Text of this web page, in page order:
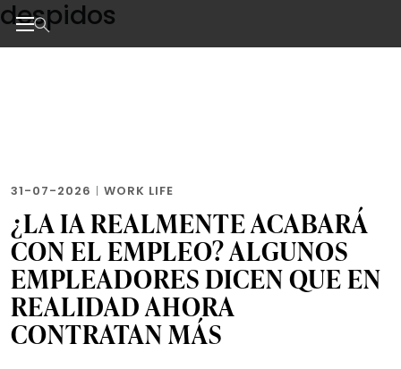
Skip
to
the
despidos
31-07-2026 | WORK LIFE
¿LA IA REALMENTE ACABARÁ
CON EL EMPLEO? ALGUNOS
EMPLEADORES DICEN QUE EN
REALIDAD AHORA
CONTRATAN MÁS